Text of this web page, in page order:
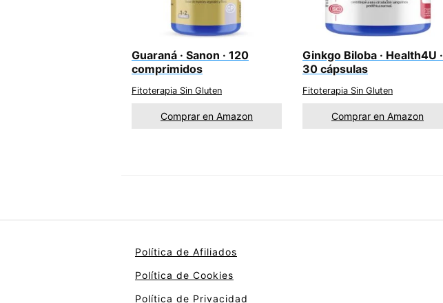
Guaraná · Sanon · 120
comprimidos
Fitoterapia Sin Gluten
Comprar en Amazon
Ginkgo Biloba · Health4U ·
30 cápsulas
Fitoterapia Sin Gluten
Comprar en Amazon
Política de Afiliados
Política de Cookies
Política de Privacidad